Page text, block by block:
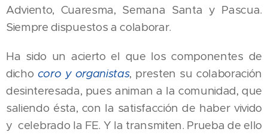
Adviento, Cuaresma, Semana Santa y Pascua.
Siempre dispuestos a colaborar.
Ha sido un acierto el que los componentes de
dicho coro y organistas, presten su colaboración
desinteresada, pues animan a la comunidad, que
saliendo ésta, con la satisfacción de haber vivido
y celebrado la FE. Y la transmiten. Prueba de ello